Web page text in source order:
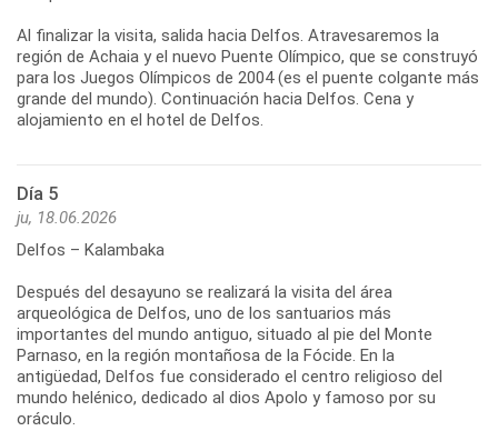
Al finalizar la visita, salida hacia Delfos. Atravesaremos la
región de Achaia y el nuevo Puente Olímpico, que se construyó
para los Juegos Olímpicos de 2004 (es el puente colgante más
grande del mundo). Continuación hacia Delfos. Cena y
Día 5
ju, 18.06.2026
Delfos – Kalambaka
Después del desayuno se realizará la visita del área
arqueológica de Delfos, uno de los santuarios más
importantes del mundo antiguo, situado al pie del Monte
Parnaso, en la región montañosa de la Fócide. En la
antigüedad, Delfos fue considerado el centro religioso del
mundo helénico, dedicado al dios Apolo y famoso por su
oráculo.